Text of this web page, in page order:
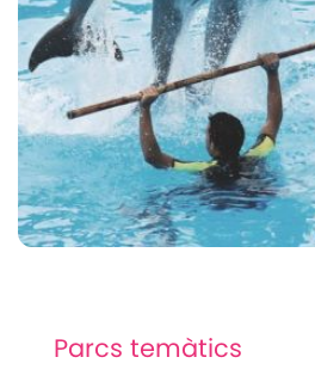
Parcs temàtics